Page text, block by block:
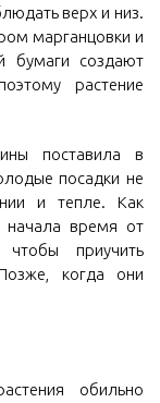
верх и низ.
марганцовки и
бумаги создают
растение
поставила в
посадки не
и тепле. Как
начала время от
приучить
когда они
обильно